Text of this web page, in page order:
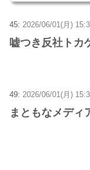
45: 2026/06/01(月)
嘘つき反社トカ
49: 2026/06/01(月)
まともなメディ